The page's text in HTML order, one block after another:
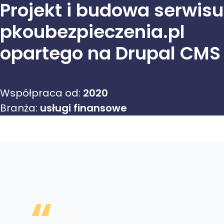
Projekt i budowa
pkoubezpieczenia.pl
opartego na Drupal CMS
Współpraca od: 2020
Branża: usługi finansowe